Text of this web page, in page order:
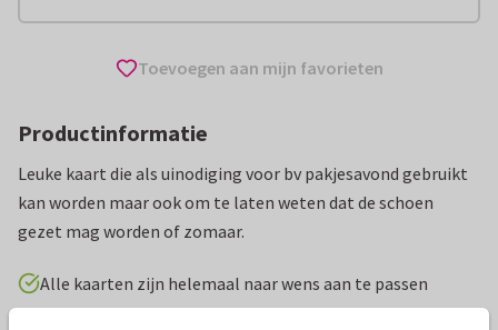
Toevoegen aan mijn favorieten
Productinformatie
Leuke kaart die als uinodiging voor bv pakjesavond gebruikt
kan worden maar ook om te laten weten dat de schoen
gezet mag worden of zomaar.
Alle kaarten zijn helemaal naar wens aan te passen